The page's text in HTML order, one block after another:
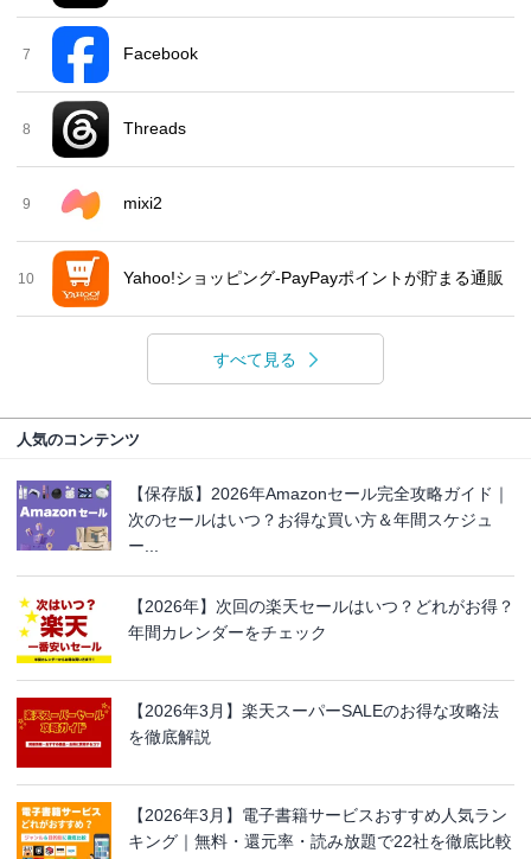
7 Facebook
8 Threads
9 mixi2
10 Yahoo!ショッピング-PayPayポイントが貯まる通販
すべて見る
人気のコンテンツ
【保存版】2026年Amazonセール完全攻略ガイド｜
次のセールはいつ？お得な買い方＆年間スケジュ
ー...
【2026年】次回の楽天セールはいつ？どれがお得？
年間カレンダーをチェック
【2026年3月】楽天スーパーSALEのお得な攻略法
を徹底解説
【2026年3月】電子書籍サービスおすすめ人気ラン
キング｜無料・還元率・読み放題で22社を徹底比較